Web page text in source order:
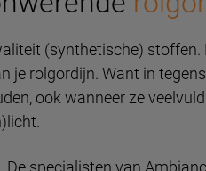
(synthetische) stoffen.
je rolgordijn. Want in
ook wanneer ze
specialisten van